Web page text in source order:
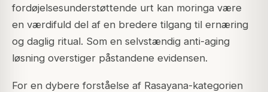
fordøjelsesunderstøttende urt kan moringa være
en værdifuld del af en bredere tilgang til ernæring
og daglig ritual. Som en selvstændig anti-aging
løsning overstiger påstandene evidensen.
For en dybere forståelse af Rasayana-kategorien